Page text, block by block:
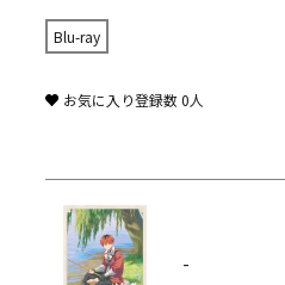
Blu-ray
お気に入り登録数0人
-